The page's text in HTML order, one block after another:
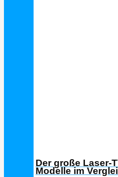
Der große Laser-
Modelle im